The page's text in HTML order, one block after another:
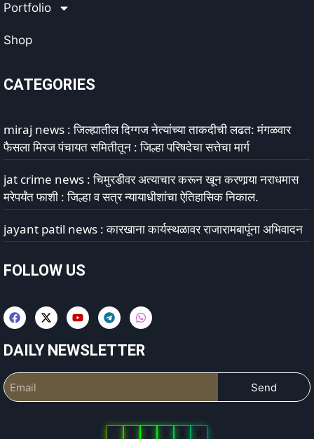
Portfolio
Shop
CATEGORIES
miraj news : जिल्ह्यातील दिग्गज नेत्यांच्या ताकदीची लढत: मंगळवार
फैसला मिरज पंचायत समितीतून : जिल्हा परिषदेचा सत्तेचा मार्ग
jat crime news : चिमुरडीवर अत्याचार करून खून करणार्‍या नराधमास
मरेपर्यंत फाशी : जिल्हा व सत्र न्यायाधीशांचा ऐतिहासिक निकाल.
jayant patil news : कारखाना कार्यस्थळावर राजारामबापूंना अभिवादन
FOLLOW US
DAILY NEWSLETTER
Send
5 7 6